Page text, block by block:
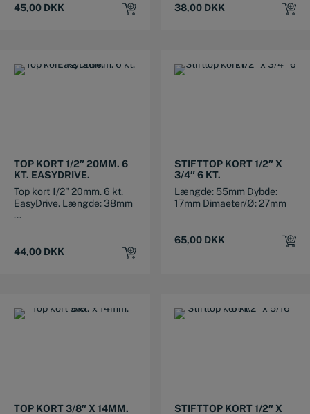
45,00 DKK 38,00 DKK
TOP KORT 1/2″ 20MM. 6
KT. EASYDRIVE.
Top kort 1/2" 20mm. 6 kt.
EasyDrive. Længde: 38mm
...
44,00 DKK
STIFTTOP KORT 1/2″ X
3/4″ 6 KT.
Længde: 55mm Dybde:
17mm Dimaeter/Ø: 27mm
65,00 DKK
TOP KORT 3/8″ X 14MM.
STIFTTOP KORT 1/2″ X